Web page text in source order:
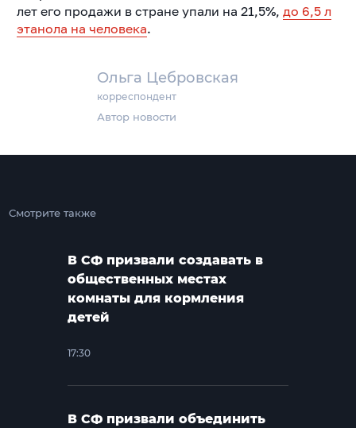
Ольга Цебровская
корреспондент
Автор новости
лет его продажи в стране упали на 21,5%, до 6,5 л
этанола на человека.
Смотрите также
В СФ призвали создавать в
общественных местах
комнаты для кормления
детей
17:30
В СФ призвали объединить